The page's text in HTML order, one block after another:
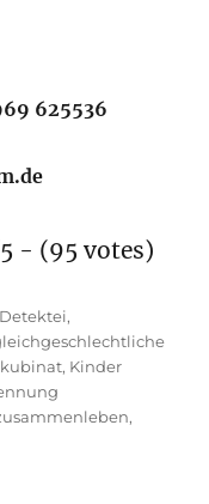
625536
- (95 votes)
Schlagwörter
Detektei,
, Kinder
,